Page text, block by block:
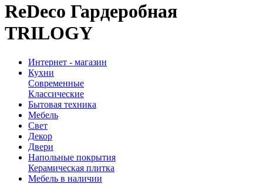
ReDeco Гардеробная
TRILOGY
Интернет - магазин
Кухни
Современные
Классические
Бытовая техника
Мебель
Свет
Декор
Двери
Напольные покрытия
Керамическая плитка
Мебель в наличии